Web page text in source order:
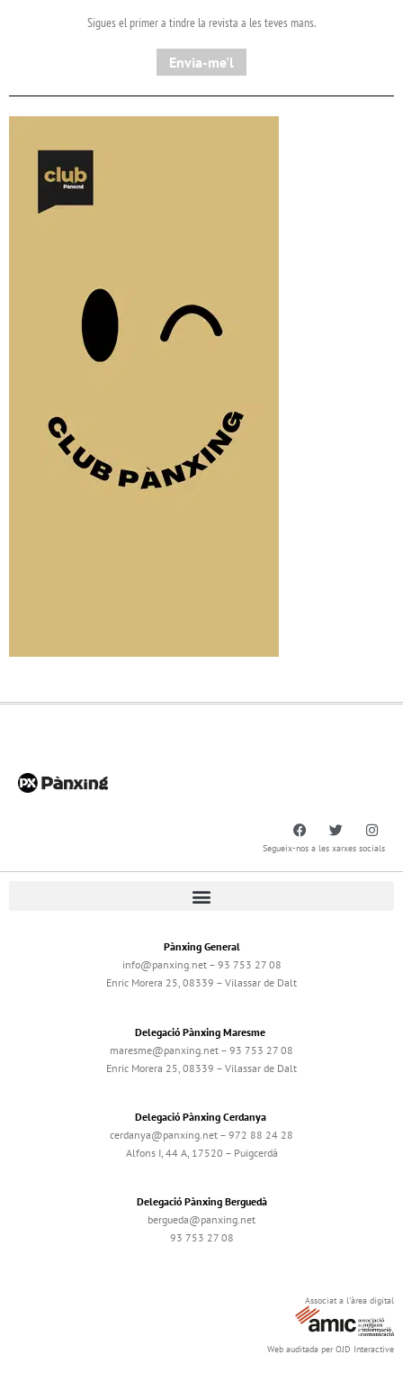
Sigues el primer a tindre la revista a les teves mans.
Envia-me'l
Segueix-nos a les xarxes socials
Pànxing General
info@panxing.net – 93 753 27 08
Enric Morera 25, 08339 – Vilassar de Dalt
Delegació Pànxing Maresme
maresme@panxing.net – 93 753 27 08
Enric Morera 25, 08339 – Vilassar de Dalt
Delegació Pànxing Cerdanya
cerdanya@panxing.net – 972 88 24 28
Alfons I, 44 A, 17520 – Puigcerdà
Delegació Pànxing Berguedà
bergueda@panxing.net
93 753 27 08
Associat a l'àrea digital
Web auditada per OJD Interactive